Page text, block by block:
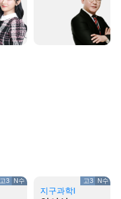
고3 N수
지구과학I
고3 N수